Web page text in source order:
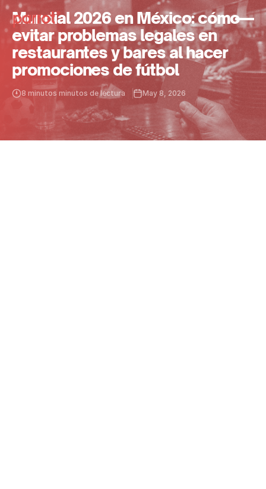
Mundial 2026 en México: cómo
evitar problemas legales en
restaurantes y bares al hacer
promociones de fútbol
8 minutos minutos de lectura May 8, 2026